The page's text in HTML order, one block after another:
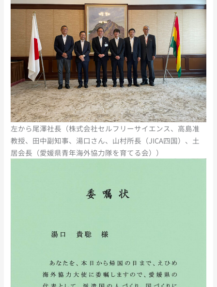
左から尾澤社長（株式会社セルフリーサイエンス、高島准
教授、田中副知事、湯口さん、山村所長（JICA四国）、土
居会長（愛媛県青年海外協力隊を育てる会））